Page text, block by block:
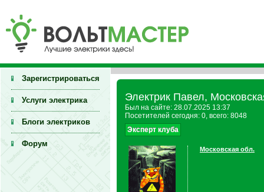
Зарегистрироваться
Услуги электрика
Блоги электриков
Форум
Электрик Павел,
Был на сайте: 28.07.2025 13:37
Посетителей сегодня: 0, всего: 8048
Эксперт клуба
Московская обл.